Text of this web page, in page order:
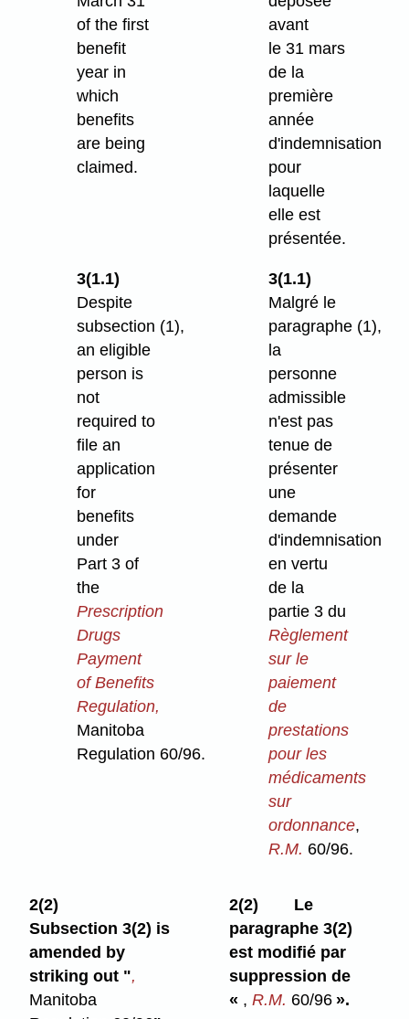
of the first
benefit
year in
which
benefits
are being
claimed.
avant
le 31 mars
de la
première
année
d'indemnisation
pour
laquelle
elle est
présentée.
3(1.1)
Despite
subsection (1),
an eligible
person is
not
required to
file an
application
for
benefits
under
Part 3 of
the
Prescription
Drugs
Payment
of Benefits
Regulation,
Manitoba
Regulation 60/96.
3(1.1)
Malgré le
paragraphe (1),
la
personne
admissible
n'est pas
tenue de
présenter
une
demande
d'indemnisation
en vertu
de la
partie 3 du
Règlement
sur le
paiement
de
prestations
pour les
médicaments
sur
ordonnance,
R.M. 60/96.
2(2)
Subsection 3(2) is
amended by
striking out ",
Manitoba
2(2)
Le
paragraphe 3(2)
est modifié par
suppression de
« ,R.M. 60/96 ».